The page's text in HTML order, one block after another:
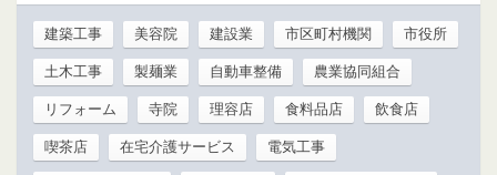
建築工事 美容院 建設業 市区町村機関 市役所
土木工事 製麺業 自動車整備 農業協同組合
リフォーム 寺院 理容店 食料品店 飲食店
喫茶店 在宅介護サービス 電気工事